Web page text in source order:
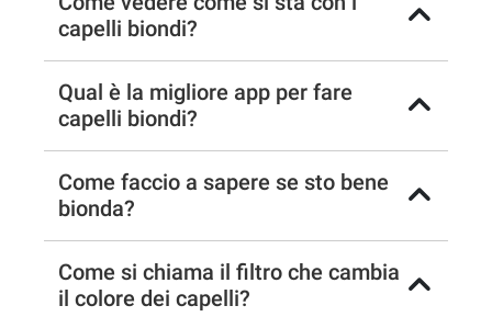
capelli biondi?
Qual è la migliore app per fare
capelli biondi?
Come faccio a sapere se sto bene
bionda?
Come si chiama il filtro che cambia
il colore dei capelli?